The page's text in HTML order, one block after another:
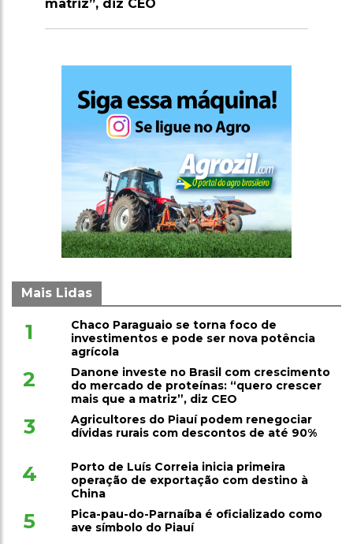
Mais Lidas
1
Chaco Paraguaio se torna foco de
investimentos e pode ser nova potência
agrícola
2
Danone investe no Brasil com crescimento
do mercado de proteínas: “quero crescer
mais que a matriz”, diz CEO
3
Agricultores do Piauí podem renegociar
dívidas rurais com descontos de até 90%
4
Porto de Luís Correia inicia primeira
operação de exportação com destino à
China
5
Pica-pau-do-Parnaíba é oficializado como
ave símbolo do Piauí